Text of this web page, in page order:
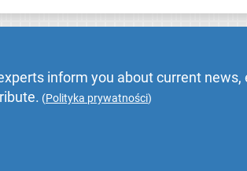
inform you about current
(Polityka prywatności)